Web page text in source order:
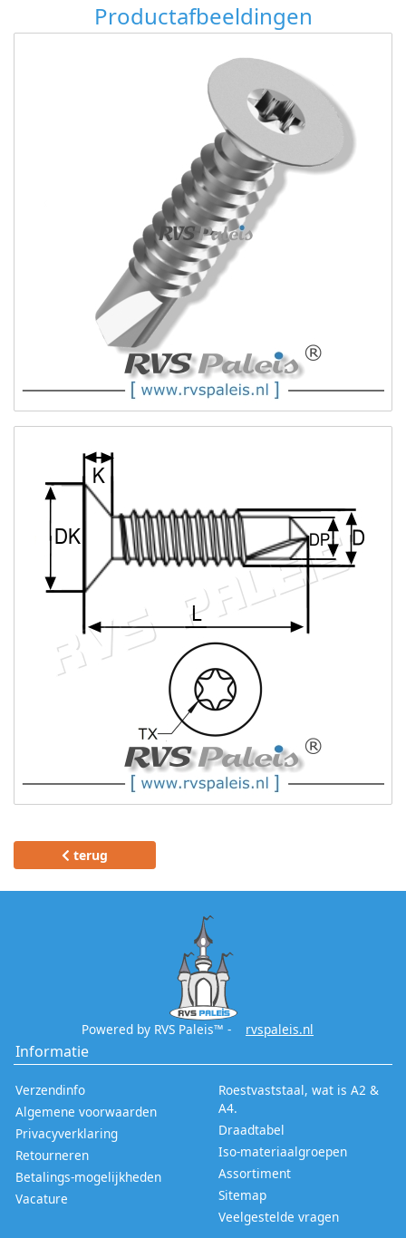
DIN
7504O
-
DIN
7504O
-
-
5,5
-
C1
9091
H
WS
9090
Productafbeeldingen
terug
Powered by RVS Paleis™ - rvspaleis.nl
Informatie
Verzendinfo
Algemene voorwaarden
Privacyverklaring
Retourneren
Betalings-mogelijkheden
Vacature
Roestvaststaal, wat is A2 &
A4.
Draadtabel
Iso-materiaalgroepen
Assortiment
Sitemap
Veelgestelde vragen